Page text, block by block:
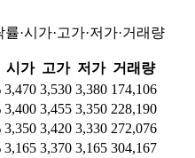
·시가·고가·저가·거래량
시가 고가 저가 거래량
3,470 3,530 3,380 174,106
3,400 3,455 3,350 228,190
3,350 3,420 3,330 272,076
3,165 3,370 3,165 304,167